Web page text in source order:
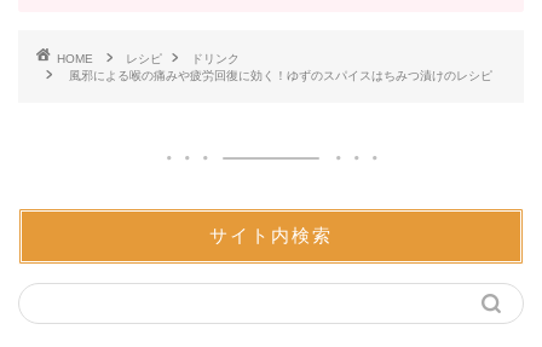
HOME レシピ
ドリンク
風邪による喉の痛みや疲労回復に効く！ゆずのスパイスはちみつ漬けのレシピ
サイト内検索